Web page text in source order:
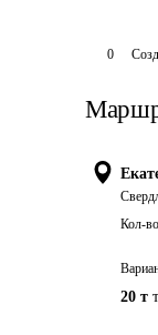
0
Кол-
20 т